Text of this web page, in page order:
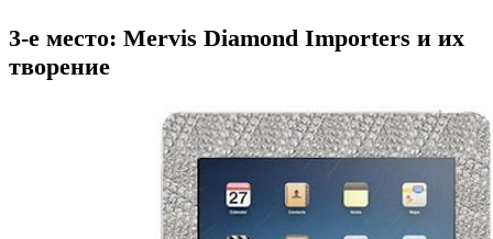
3-е место: Mervis Diamond Importers и их
творение